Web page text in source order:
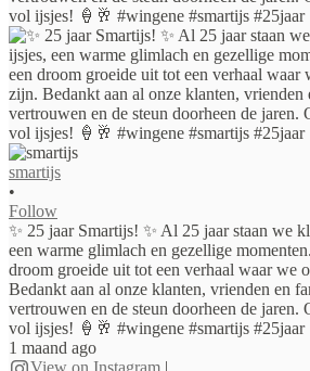
smartijs
•
Follow
✨ 25 jaar Smartijs! ✨ Al 25 jaar staan we
een warme glimlach en gezellige
droom groeide uit tot een verhaal waar we
Bedankt aan al onze klanten, vrienden en
vertrouwen en de steun doorheen de jaren.
vol ijsjes! 🍦🥂 #wingene #smartijs #25jaar
1 maand ago